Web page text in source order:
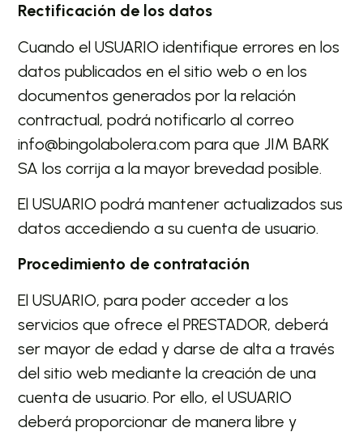
Rectificación de los datos
Cuando el USUARIO identifique errores en los
datos publicados en el sitio web o en los
documentos generados por la relación
contractual, podrá notificarlo al correo
info@bingolabolera.com para que JIM BARK
SA los corrija a la mayor brevedad posible.
El USUARIO podrá mantener actualizados sus
datos accediendo a su cuenta de usuario.
Procedimiento de contratación
El USUARIO, para poder acceder a los
servicios que ofrece el PRESTADOR, deberá
ser mayor de edad y darse de alta a través
del sitio web mediante la creación de una
cuenta de usuario. Por ello, el USUARIO
deberá proporcionar de manera libre y